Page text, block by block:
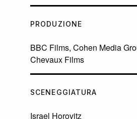
PRODUZIONE
BBC Films, Cohen Media
Chevaux Films
SCENEGGIATURA
Israel Horovitz